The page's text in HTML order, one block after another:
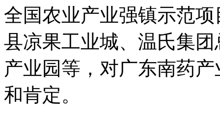
全国农业产业强镇示范
县凉果工业城、温氏集
产业园等，对广东南药
和肯定。